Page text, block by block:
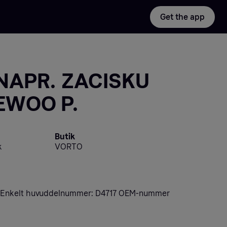
Get the app
ZACISKU
P.
Butik
VORTO
huvuddelnummer: D4717 OEM-nummer